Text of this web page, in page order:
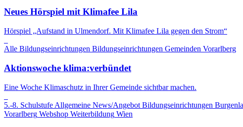
Neues Hörspiel mit Klimafee Lila
Hörspiel „Aufstand in Ulmendorf. Mit Klimafee Lila gegen den Strom“
Alle Bildungseinrichtungen Bildungseinrichtungen Gemeinden Vorarlberg
Aktionswoche klima:verbündet
Eine Woche Klimaschutz in Ihrer Gemeinde sichtbar machen.
5.-8. Schulstufe Allgemeine News/Angebot Bildungseinrichtungen
Vorarlberg Webshop Weiterbildung Wien